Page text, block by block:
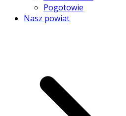
Pogotowie
Nasz powiat